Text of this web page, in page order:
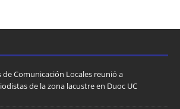
Comunicación Locales reunió a
de la zona lacustre en Duoc UC